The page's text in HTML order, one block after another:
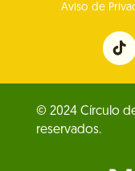
Aviso de
© 2024 Círculo
reservados.